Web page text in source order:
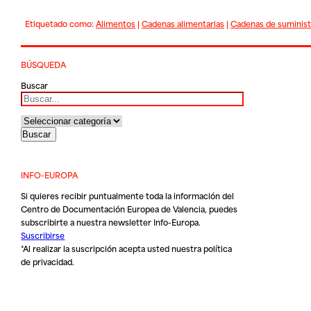
Etiquetado como:Alimentos| Cadenas alimentarias| Cadenas de
BÚSQUEDA
Buscar
INFO-EUROPA
Si quieres recibir puntualmente toda la información del
Centro de Documentación Europea de Valencia, puedes
subscribirte a nuestra newsletter Info-Europa.
Suscribirse
*Al realizar la suscripción acepta usted nuestrapolítica
de privacidad.